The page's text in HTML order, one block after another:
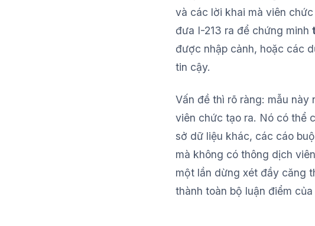
và các lời khai mà viên
đưa I-213 ra để chứng minh
được nhập cảnh, hoặc các
tin cậy.
Vấn đề thì rõ ràng: mẫu
viên chức tạo ra. Nó có thể
sở dữ liệu khác, các cáo
mà không có thông dịch
một lần dừng xét đầy căng
thành toàn bộ luận điểm